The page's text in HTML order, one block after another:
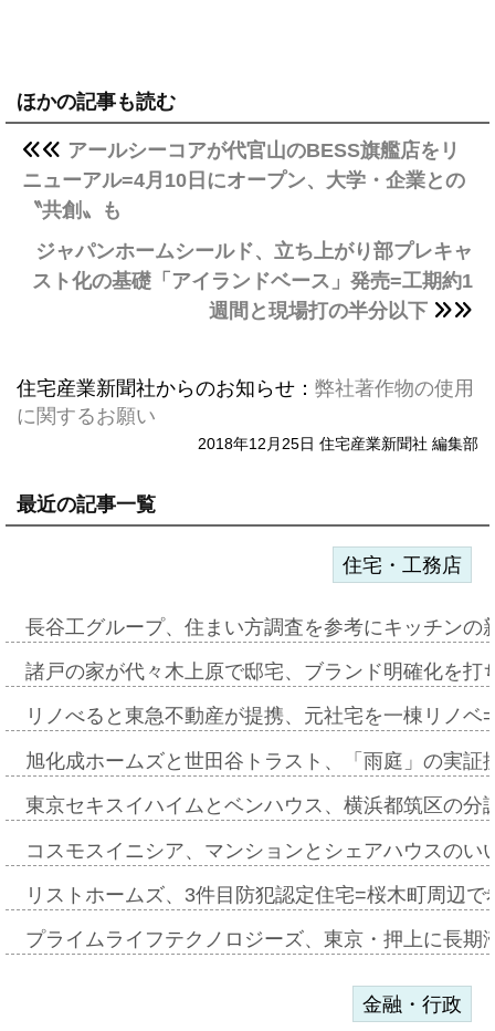
ほかの記事も読む
アールシーコアが代官山のBESS旗艦店をリ
ニューアル=4月10日にオープン、大学・企業との
〝共創〟も
ジャパンホームシールド、立ち上がり部プレキャ
スト化の基礎「アイランドベース」発売=工期約1
週間と現場打の半分以下
住宅産業新聞社からのお知らせ： 弊社著作物の使用
に関するお願い
2018年12月25日 住宅産業新聞社 編集部
最近の記事一覧
住宅・工務店
長谷工グループ、住まい方調査を参考にキッチン
諸戸の家が代々木上原で邸宅、ブランド明確化を
リノべると東急不動産が提携、元社宅を一棟リノ
旭化成ホームズと世田谷トラスト、「雨庭」の実
東京セキスイハイムとベンハウス、横浜都筑区の
コスモスイニシア、マンションとシェアハウスの
リストホームズ、3件目防犯認定住宅=桜木町周辺
プライムライフテクノロジーズ、東京・押上に長
金融・行政